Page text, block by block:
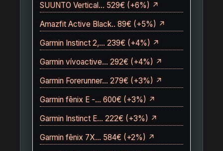
SUUNTO Vertical… 529€ (+6%) ↗
Amazfit Active Black.. 89€ (+5%) ↗
Garmin Instinct 2,… 239€ (+4%) ↗
Garmin vívoactive… 292€ (+4%) ↗
Garmin Forerunner… 279€ (+3%) ↗
Garmin fēnix E -… 600€ (+3%) ↗
Garmin Instinct E… 222€ (+3%) ↗
Garmin fēnix 7X… 584€ (+2%) ↗